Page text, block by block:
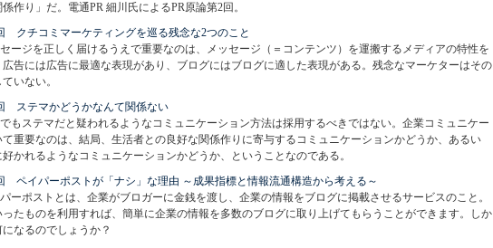
作り」だ。電通PR 細川氏によるPR原論第2回。
クチコミマーケティングを巡る残念な2つのこと
ージを正しく届けるうえで重要なのは、メッセージ（＝コンテンツ）を運搬するメディアの特性を
告には広告に最適な表現があり、ブログにはブログに適した表現がある。残念なマーケターはその
いない。
ステマかどうかなんて関係ない
もステマだと疑われるようなコミュニケーション方法は採用するべきではない。企業コミュニケー
て重要なのは、結局、生活者との良好な関係作りに寄与するコミュニケーションかどうか、あるい
かれるようなコミュニケーションかどうか、ということなのである。
ペイパーポストが「ナシ」な理由 ～成果指標と情報流通構造から考える～
ーポストとは、企業がブロガーに金銭を渡し、企業の情報をブログに掲載させるサービスのこと。
たものを利用すれば、簡単に企業の情報を多数のブログに取り上げてもらうことができます。しか
なるのでしょうか？